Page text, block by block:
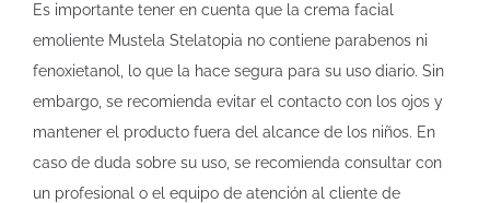
Es importante tener en cuenta que la crema facial
emoliente Mustela Stelatopia no contiene parabenos ni
fenoxietanol, lo que la hace segura para su uso diario. Sin
embargo, se recomienda evitar el contacto con los ojos y
mantener el producto fuera del alcance de los niños. En
caso de duda sobre su uso, se recomienda consultar con
un profesional o el equipo de atención al cliente de